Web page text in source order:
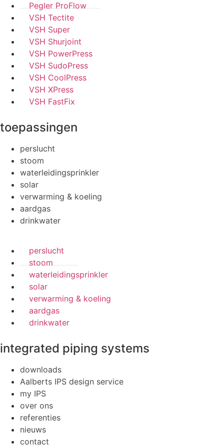
Pegler ProFlow
VSH Tectite
VSH Super
VSH Shurjoint
VSH PowerPress
VSH SudoPress
VSH CoolPress
VSH XPress
VSH FastFix
toepassingen
perslucht
stoom
waterleidingsprinkler
solar
verwarming & koeling
aardgas
drinkwater
perslucht
stoom
waterleidingsprinkler
solar
verwarming & koeling
aardgas
drinkwater
integrated piping systems
downloads
Aalberts IPS design service
my IPS
over ons
referenties
nieuws
contact